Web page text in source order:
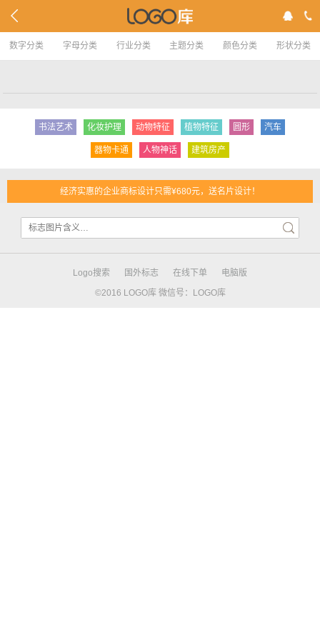
数字分类 字母分类 行业分类 主题分类 颜色分类 形状分类
书法艺术 化妆护理 动物特征 植物特征 圆形 汽车
器物卡通 人物神话 建筑房产
经济实惠的企业商标设计只需¥680元，送名片设计！
Logo搜索 国外标志 在线下单
电脑版
©2016 LOGO库 微信号：LOGO库